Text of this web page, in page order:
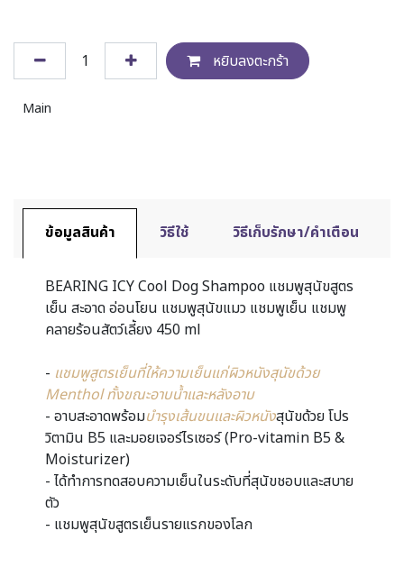
หยิบลงตะกร้า
Main
ข้อมูลสินค้า วิธีใช้ วิธีเก็บรักษา/คำเตือน
BEARING ICY Cool Dog Shampoo แชมพูสุนัขสูตร
เย็น สะอาด อ่อนโยน แชมพูสุนัขแมว แชมพูเย็น แชมพู
คลายร้อนสัตว์เลี้ยง 450 ml
- แชมพูสูตรเย็นที่ให้ความเย็นแก่ผิวหนังสุนัขด้วย
Menthol ทั้งขณะอาบน้ำและหลังอาบ
- อาบสะอาดพร้อมบำรุงเส้นขนและผิวหนังสุนัขด้วย โปร
วิตามิน B5 และมอยเจอร์ไรเซอร์ (Pro-vitamin B5 &
Moisturizer)
- ได้ทำการทดสอบความเย็นในระดับที่สุนัขชอบและสบาย
ตัว
- แชมพูสุนัขสูตรเย็นรายแรกของโลก